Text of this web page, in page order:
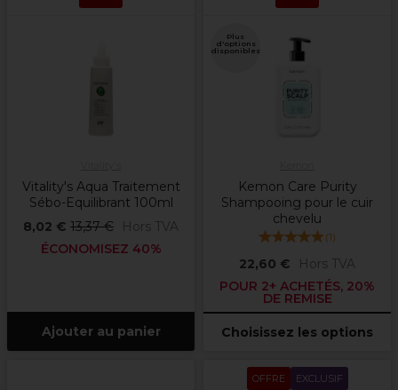
Vitality's Aqua Traitement
Sébo-Equilibrant 100ml
8,02 € 13,37 €
Hors TVA
ÉCONOMISEZ 40%
Ajouter au panier
Plus
d'options
disponibles
Kemon Care Purity
Shampooing pour le cuir
chevelu
(1)
22,60 €
Hors TVA
POUR 2+ ACHETÉS, 20%
DE REMISE
Choisissez les options
OFFRE EXCLUSIF